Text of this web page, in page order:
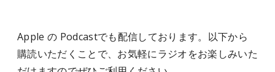
Apple の Podcastでも配信しております。以下から
購読いただくことで、お気軽にラジオをお楽しみいた